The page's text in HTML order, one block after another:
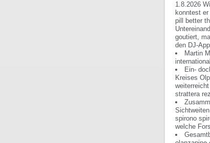
1.8.2026
konntest
pill better
goutiert,
den DJ-
Martin
Ein-
Kreises
strattera
spirono
welche